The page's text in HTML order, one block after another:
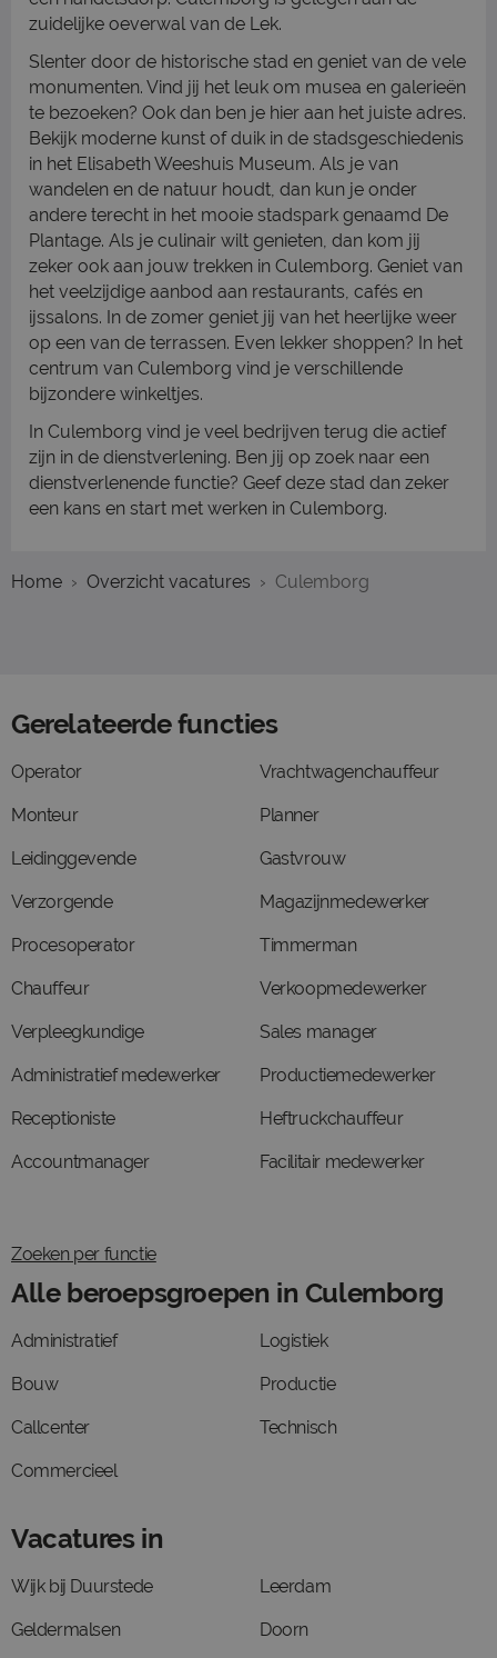
zuidelijke oeverwal van de Lek.
Slenter door de historische stad en geniet van de vele
monumenten. Vind jij het leuk om musea en galerieën
te bezoeken? Ook dan ben je hier aan het juiste adres.
Bekijk moderne kunst of duik in de stadsgeschiedenis
in het Elisabeth Weeshuis Museum. Als je van
wandelen en de natuur houdt, dan kun je onder
andere terecht in het mooie stadspark genaamd De
Plantage. Als je culinair wilt genieten, dan kom jij
zeker ook aan jouw trekken in Culemborg. Geniet van
het veelzijdige aanbod aan restaurants, cafés en
ijssalons. In de zomer geniet jij van het heerlijke weer
op een van de terrassen. Even lekker shoppen? In het
centrum van Culemborg vind je verschillende
bijzondere winkeltjes.
In Culemborg vind je veel bedrijven terug die actief
zijn in de dienstverlening. Ben jij op zoek naar een
dienstverlenende functie? Geef deze stad dan zeker
een kans en start met werken in Culemborg.
Home Overzicht vacatures Culemborg
Gerelateerde functies
Operator
Monteur
Leidinggevende
Verzorgende
Procesoperator
Chauffeur
Verpleegkundige
Administratief medewerker
Receptioniste
Accountmanager
Vrachtwagenchauffeur
Planner
Gastvrouw
Magazijnmedewerker
Timmerman
Verkoopmedewerker
Sales manager
Productiemedewerker
Heftruckchauffeur
Facilitair medewerker
Zoeken per functie
Alle beroepsgroepen in Culemborg
Administratief
Bouw
Callcenter
Commercieel
Logistiek
Productie
Technisch
Vacatures in
Wijk bij Duurstede
Geldermalsen
Leerdam
Doorn